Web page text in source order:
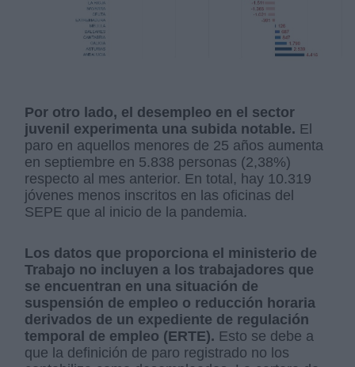
Por otro lado, el desempleo en el sector
juvenil experimenta una subida notable. El
paro en aquellos menores de 25 años aumenta
en septiembre en 5.838 personas (2,38%)
respecto al mes anterior. En total, hay 10.319
jóvenes menos inscritos en las oficinas del
SEPE que al inicio de la pandemia.
Los datos que proporciona el ministerio de
Trabajo no incluyen a los trabajadores que
se encuentran en una situación de
suspensión de empleo o reducción horaria
derivados de un expediente de regulación
temporal de empleo (ERTE). Esto se debe a
que la definición de paro registrado no los